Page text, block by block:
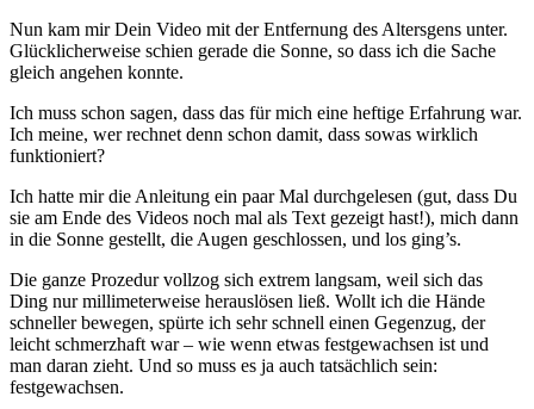
Nun kam mir Dein Video mit der Entfernung des Altersgens unter.
Glücklicherweise schien gerade die Sonne, so dass ich die Sache
gleich angehen konnte.
Ich muss schon sagen, dass das für mich eine heftige Erfahrung war.
Ich meine, wer rechnet denn schon damit, dass sowas wirklich
funktioniert?
Ich hatte mir die Anleitung ein paar Mal durchgelesen (gut, dass Du
sie am Ende des Videos noch mal als Text gezeigt hast!), mich dann
in die Sonne gestellt, die Augen geschlossen, und los ging’s.
Die ganze Prozedur vollzog sich extrem langsam, weil sich das
Ding nur millimeterweise herauslösen ließ. Wollt ich die Hände
schneller bewegen, spürte ich sehr schnell einen Gegenzug, der
leicht schmerzhaft war – wie wenn etwas festgewachsen ist und
man daran zieht. Und so muss es ja auch tatsächlich sein:
festgewachsen.